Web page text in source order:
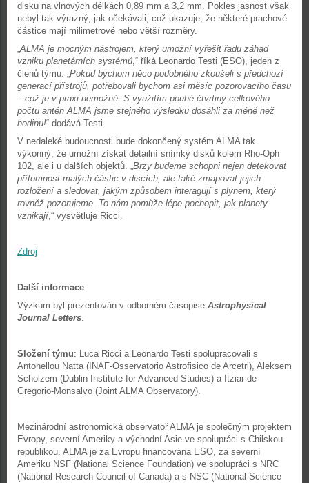
disku na vlnových délkách 0,89 mm a 3,2 mm. Pokles jasnost však
nebyl tak výrazný, jak očekávali, což ukazuje, že některé prachové
částice mají milimetrové nebo větší rozměry.
„ALMA je mocným nástrojem, který umožní vyřešit řadu záhad
vzniku planetárních systémů,“ říká Leonardo Testi (ESO), jeden z
členů týmu. „Pokud bychom něco podobného zkoušeli s předchozí
generací přístrojů, potřebovali bychom asi měsíc pozorovacího času
– což je v praxi nemožné. S využitím pouhé čtvrtiny celkového
počtu antén ALMA jsme stejného výsledku dosáhli za méně než
hodinu!“ dodává Testi.
V nedaleké budoucnosti bude dokončený systém ALMA tak
výkonný, že umožní získat detailní snímky disků kolem Rho-Oph
102, ale i u dalších objektů. „Brzy budeme schopni nejen detekovat
přítomnost malých částic v discích, ale také zmapovat jejich
rozložení a sledovat, jakým způsobem interagují s plynem, který
rovněž pozorujeme. To nám pomůže lépe pochopit, jak planety
vznikají,“ vysvětluje Ricci.
Zdroj
Další informace
Výzkum byl prezentován v odborném časopise Astrophysical
Journal Letters.
Složení týmu: Luca Ricci a Leonardo Testi spolupracovali s
Antonellou Natta (INAF-Osservatorio Astrofisico de Arcetri), Aleksem
Scholzem (Dublin Institute for Advanced Studies) a Itziar de
Gregorio-Monsalvo (Joint ALMA Observatory).
Mezinárodní astronomická observatoř ALMA je společným projektem
Evropy, severní Ameriky a východní Asie ve spolupráci s Chilskou
republikou. ALMA je za Evropu financována ESO, za severní
Ameriku NSF (National Science Foundation) ve spolupráci s NRC
(National Research Council of Canada) a s NSC (National Science